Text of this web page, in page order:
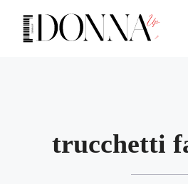
contenuto
trucchetti